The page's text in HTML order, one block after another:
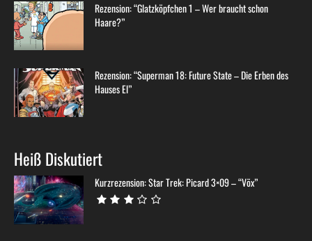
Rezension: “Glatzköpfchen 1 – Wer braucht schon
Haare?”
Rezension: “Superman 18: Future State – Die Erben des
Hauses El”
Heiß Diskutiert
Kurzrezension: Star Trek: Picard 3×09 – “Võx”